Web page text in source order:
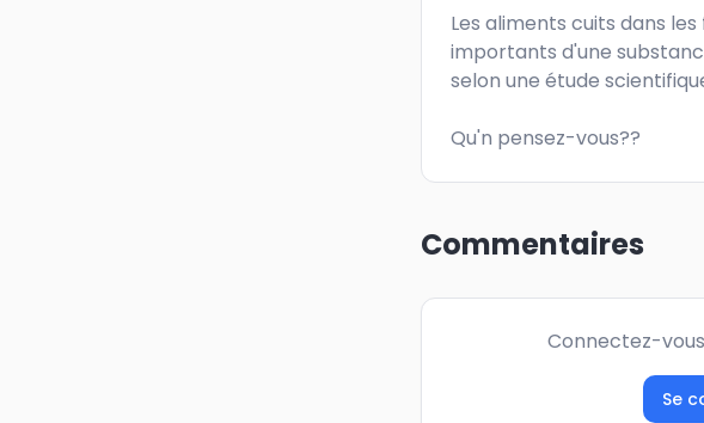
Les aliments cuits dans
importants d'une
selon une étude
Qu'n pensez-vous??
Commentaires
Connectez-
Se